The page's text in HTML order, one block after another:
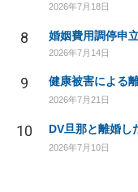
2026年7月18日
8 婚姻費用調停申
2026年7月14日
9 健康被害による
2026年7月21日
10 DV旦那と離婚し
2026年7月10日